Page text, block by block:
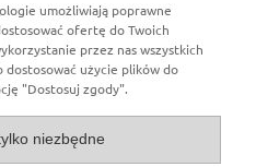
nas
umożliwiają poprawne
ofertę do Twoich
przez nas wszystkich
użycie plików do
"Dostosuj zgody".
niezbędne